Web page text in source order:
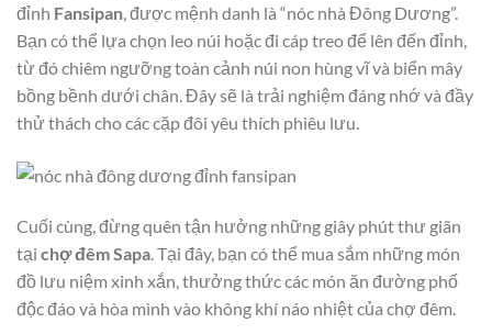
đỉnh Fansipan, được mệnh danh là “nóc nhà Đông Dương”.
Bạn có thể lựa chọn leo núi hoặc đi cáp treo để lên đến đỉnh,
từ đó chiêm ngưỡng toàn cảnh núi non hùng vĩ và biển mây
bồng bềnh dưới chân. Đây sẽ là trải nghiệm đáng nhớ và đầy
thử thách cho các cặp đôi yêu thích phiêu lưu.
Cuối cùng, đừng quên tận hưởng những giây phút thư giãn
tại chợ đêm Sapa. Tại đây, bạn có thể mua sắm những món
đồ lưu niệm xinh xắn, thưởng thức các món ăn đường phố
độc đáo và hòa mình vào không khí náo nhiệt của chợ đêm.